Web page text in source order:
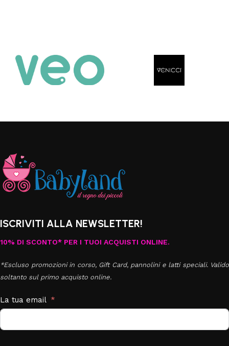
ISCRIVITI ALLA NEWSLETTER!
10% DI SCONTO* PER I TUOI ACQUISTI ONLINE.
*Escluso promozioni in corso, Gift Card, pannolini e latti speciali. Valido
soltanto sul primo acquisto online.
La tua email